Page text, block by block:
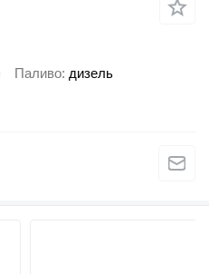
Паливо дизель